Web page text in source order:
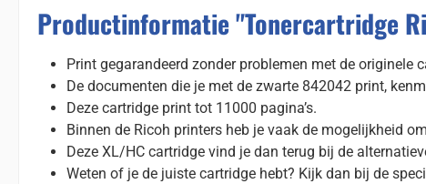
Productinformatie "Tonercartridge
Print gegarandeerd zonder problemen met de originele
De documenten die je met de zwarte 842042 print,
Deze cartridge print tot 11000 pagina’s.
Binnen de Ricoh printers heb je vaak de mogelijkheid
Deze XL/HC cartridge vind je dan terug bij de
Weten of je de juiste cartridge hebt? Kijk dan bij de